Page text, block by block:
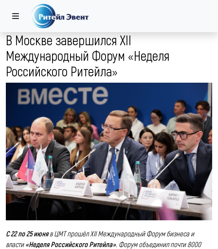
В Москве завершился XII
Международный Форум «Неделя
Российского Ритейла»
С 22 по 25 июняв ЦМТ прошёл XII Международный Форум бизнеса и
власти«Неделя Российского Ритейла». Форум объединил почти 8000